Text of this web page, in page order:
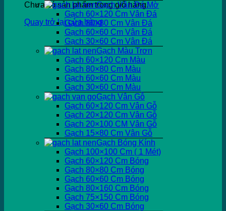
Chưa có sản phẩm trong giỏ hàng.
Quay trở lại cửa hàng
Gạch Vân Đá Mờ
Gạch 60×120 Cm Vân Đá
Gạch 80×80 Cm Vân Đá
Gạch 60×60 Cm Vân Đá
Gạch 30×60 Cm Vân Đá
Gạch Màu Trơn
Gạch 60×120 Cm Màu
Gạch 80×80 Cm Màu
Gạch 60×60 Cm Màu
Gạch 30×60 Cm Màu
Gạch Vân Gỗ
Gạch 60×120 Cm Vân Gỗ
Gạch 20×120 Cm Vân Gỗ
Gạch 20×100 CM Vân Gỗ
Gạch 15×80 Cm Vân Gỗ
Gạch Bóng Kính
Gạch 100×100 Cm ( 1 Mét)
Gạch 60×120 Cm Bóng
Gạch 80×80 Cm Bóng
Gạch 60×60 Cm Bóng
Gạch 80×160 Cm Bóng
Gạch 75×150 Cm Bóng
Gạch 30×60 Cm Bóng